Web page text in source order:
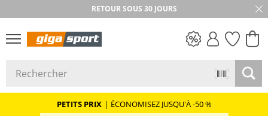
RETOUR SOUS 30 JOURS
PETITS PRIX | ÉCONOMISEZ JUSQU'À -50 %